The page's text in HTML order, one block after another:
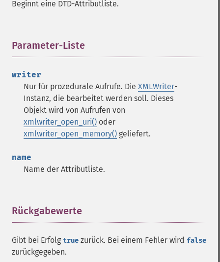
Beginnt eine DTD-Attributliste.
Parameter-Liste
writer
Nur für prozedurale Aufrufe. Die XMLWriter-
Instanz, die bearbeitet werden soll. Dieses
Objekt wird von Aufrufen von
xmlwriter_open_uri() oder
xmlwriter_open_memory() geliefert.
name
Name der Attributliste.
Rückgabewerte
Gibt bei Erfolg true zurück. Bei einem Fehler wird false
zurückgegeben.